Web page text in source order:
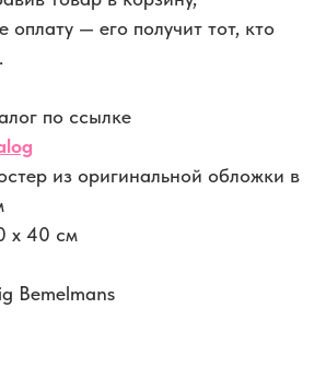
оплату — его получит тот, кто
по ссылке
из оригинальной обложки в
x 40 см
Bemelmans